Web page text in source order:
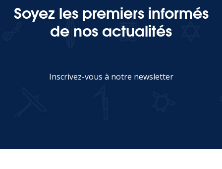
Soyez les premiers informés
de nos actualités
Inscrivez-vous à notre newsletter